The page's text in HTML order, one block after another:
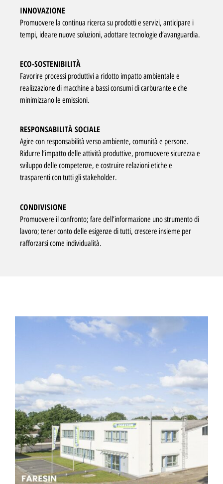
INNOVAZIONE
Promuovere la continua ricerca su prodotti e servizi, anticipare i
tempi, ideare nuove soluzioni, adottare tecnologie d’avanguardia.
ECO-SOSTENIBILITÀ
Favorire processi produttivi a ridotto impatto ambientale e
realizzazione di macchine a bassi consumi di carburante e che
minimizzano le emissioni.
RESPONSABILITÀ SOCIALE
Agire con responsabilità verso ambiente, comunità e persone.
Ridurre l’impatto delle attività produttive, promuovere sicurezza e
sviluppo delle competenze, e costruire relazioni etiche e
trasparenti con tutti gli stakeholder.
CONDIVISIONE
Promuovere il confronto; fare dell’informazione uno strumento di
lavoro; tener conto delle esigenze di tutti, crescere insieme per
rafforzarsi come individualità.